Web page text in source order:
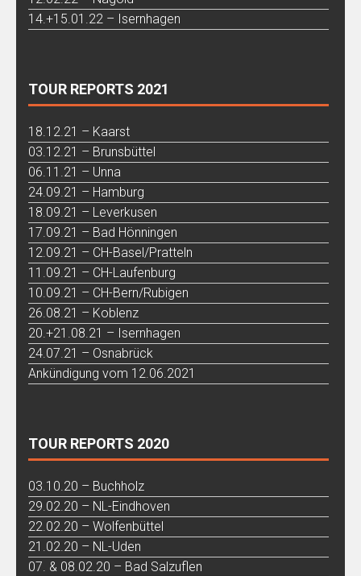
14.+15.01.22 – Isernhagen
TOUR REPORTS 2021
18.12.21 – Kaarst
03.12.21 – Brunsbüttel
06.11.21 – Unna
24.09.21 – Hamburg
18.09.21 – Leverkusen
17.09.21 – Bad Hönningen
12.09.21 – CH-Basel/Pratteln
11.09.21 – CH-Laufenburg
10.09.21 – CH-Bern/Rubigen
26.08.21 – Koblenz
20.+21.08.21 – Isernhagen
24.07.21 – Osnabrück
Ankündigung vom 12.06.2021
TOUR REPORTS 2020
03.10.20 – Buchholz
29.02.20 – NL-Eindhoven
22.02.20 – Wolfenbüttel
21.02.20 – NL-Uden
07. & 08.02.20 – Bad Salzuflen